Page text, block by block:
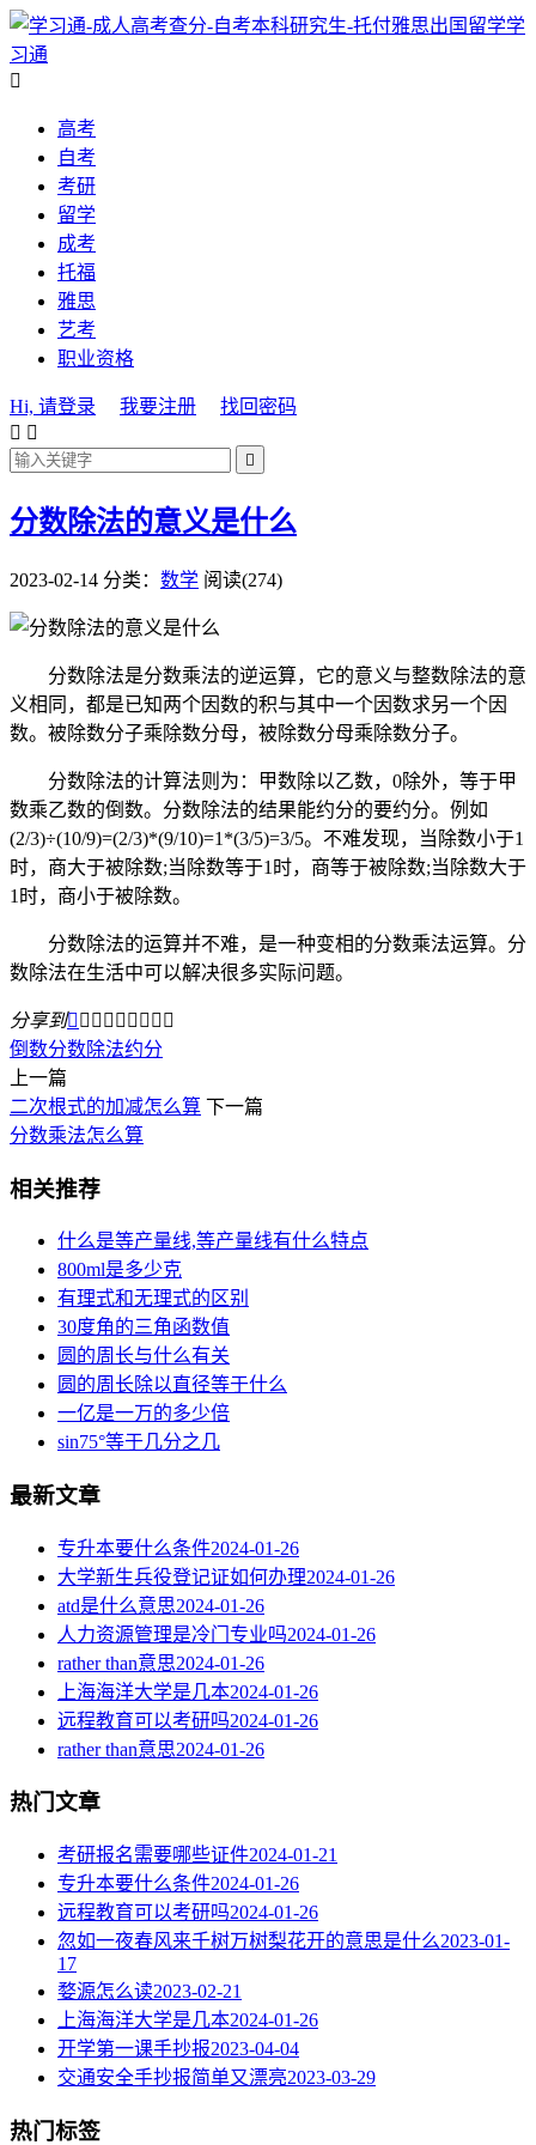
学
习通

高考
自考
考研
留学
成考
托福
雅思
艺考
职业资格
Hi, 请登录 我要注册
找回密码
 

分数除法的意义是什么
2023-02-14 分类： 数学 阅读(274)
分数除法是分数乘法的逆运算，它的意义与整数除法的意
义相同，都是已知两个因数的积与其中一个因数求另一个因
数。被除数分子乘除数分母，被除数分母乘除数分子。
分数除法的计算法则为：甲数除以乙数，0除外，等于甲
数乘乙数的倒数。分数除法的结果能约分的要约分。例如
(2/3)÷(10/9)=(2/3)*(9/10)=1*(3/5)=3/5。不难发现，当除数小于1
时，商大于被除数;当除数等于1时，商等于被除数;当除数大于
1时，商小于被除数。
分数除法的运算并不难，是一种变相的分数乘法运算。分
数除法在生活中可以解决很多实际问题。
分享到        
倒数分数除法约分
上一篇
二次根式的加减怎么算 下一篇
分数乘法怎么算
相关推荐
什么是等产量线,等产量线有什么特点
800ml是多少克
有理式和无理式的区别
30度角的三角函数值
圆的周长与什么有关
圆的周长除以直径等于什么
一亿是一万的多少倍
sin75°等于几分之几
最新文章
专升本要什么条件2024-01-26
大学新生兵役登记证如何办理2024-01-26
atd是什么意思2024-01-26
人力资源管理是冷门专业吗2024-01-26
rather than意思2024-01-26
上海海洋大学是几本2024-01-26
远程教育可以考研吗2024-01-26
rather than意思2024-01-26
热门文章
考研报名需要哪些证件2024-01-21
专升本要什么条件2024-01-26
远程教育可以考研吗2024-01-26
忽如一夜春风来千树万树梨花开的意思是什么2023-01-
17
婺源怎么读2023-02-21
上海海洋大学是几本2024-01-26
开学第一课手抄报2023-04-04
交通安全手抄报简单又漂亮2023-03-29
热门标签